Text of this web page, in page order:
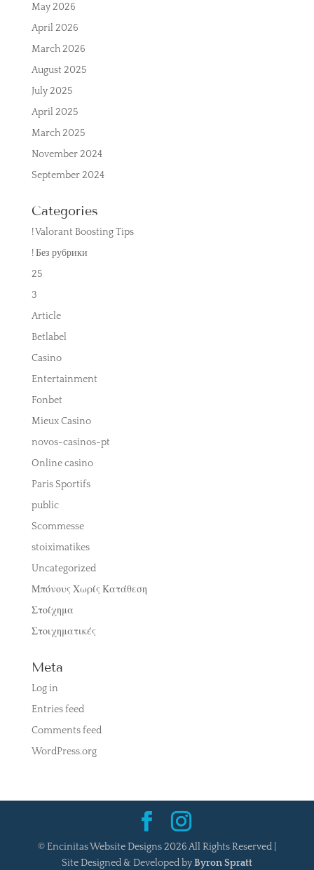
May 2026
April 2026
March 2026
August 2025
July 2025
April 2025
March 2025
November 2024
September 2024
Categories
! Valorant Boosting Tips
! Без рубрики
25
3
Article
Betlabel
Casino
Entertainment
Fonbet
Mieux Casino
novos-casinos-pt
Online casino
Paris Sportifs
public
Scommesse
stoiximatikes
Uncategorized
Μπόνους Χωρίς Κατάθεση
Στοίχημα
Στοιχηματικές
Meta
Log in
Entries feed
Comments feed
WordPress.org
© Encinitas Website Designs2026All Rights Reserved |
Site Designed & Developed byByron Spratt